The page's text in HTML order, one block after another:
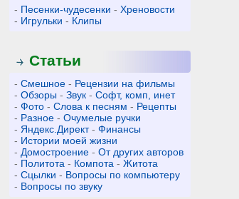
- Песенки-чудесенки -Хреновости
- Игрульки - Клипы
Статьи
-Смешное - Рецензии на фильмы
-Обзоры -Звук -Софт, комп, инет
-Фото -Слова к песням - Рецепты
- Разное -Очумелые ручки
- Яндекс.Директ-Финансы
- Истории моей жизни
- Домостроение -От других авторов
- Политота - Компота -Житота
-Сцылки - Вопросы по компьютеру
- Вопросы по звуку